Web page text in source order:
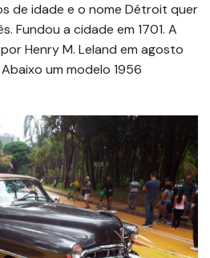
de idade e o nome Détroit quer
Fundou a cidade em 1701. A
Henry M. Leland em agosto
um modelo 1956